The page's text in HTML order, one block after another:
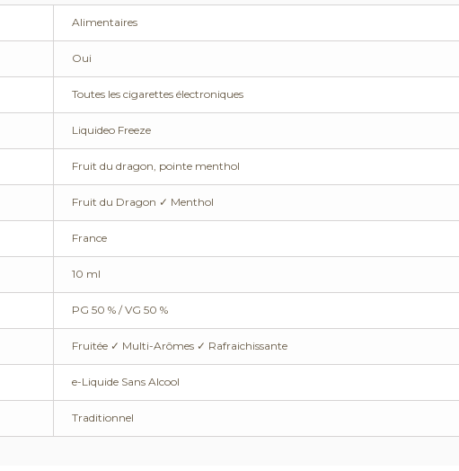
Alimentaires
Oui
Toutes les cigarettes électroniques
Liquideo Freeze
Fruit du dragon, pointe menthol
Fruit du Dragon ✓ Menthol
France
10 ml
PG 50 % / VG 50 %
Fruitée ✓ Multi-Arômes ✓ Rafraichissante
e-Liquide Sans Alcool
Traditionnel